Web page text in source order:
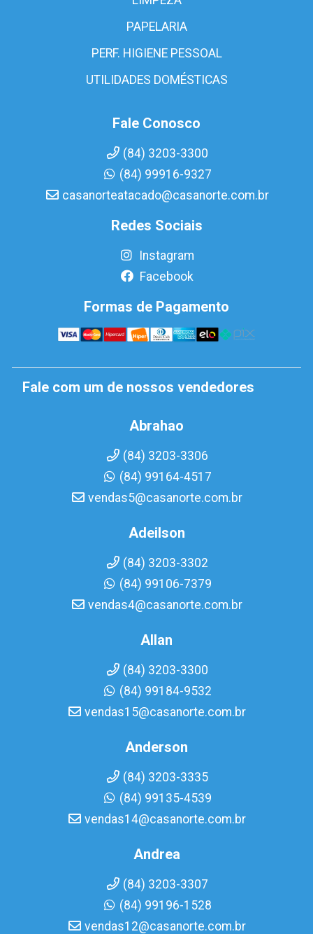
PAPELARIA
PERF. HIGIENE PESSOAL
UTILIDADES DOMÉSTICAS
Fale Conosco
(84) 3203-3300
(84) 99916-9327
casanorteatacado@casanorte.com.br
Redes Sociais
Instagram
Facebook
Formas de Pagamento
Fale com um de nossos vendedores
Abrahao
(84) 3203-3306
(84) 99164-4517
vendas5@casanorte.com.br
Adeilson
(84) 3203-3302
(84) 99106-7379
vendas4@casanorte.com.br
Allan
(84) 3203-3300
(84) 99184-9532
vendas15@casanorte.com.br
Anderson
(84) 3203-3335
(84) 99135-4539
vendas14@casanorte.com.br
Andrea
(84) 3203-3307
(84) 99196-1528
vendas12@casanorte.com.br